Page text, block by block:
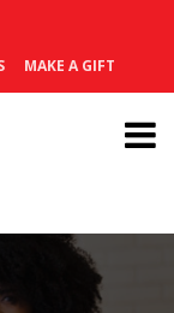
MAKE A GIFT